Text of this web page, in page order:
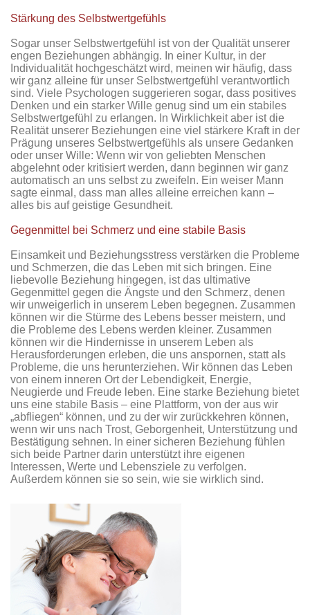
Stärkung des Selbstwertgefühls
Sogar unser Selbstwertgefühl ist von der Qualität unserer
engen Beziehungen abhängig. In einer Kultur, in der
Individualität hochgeschätzt wird, meinen wir häufig, dass
wir ganz alleine für unser Selbstwertgefühl verantwortlich
sind. Viele Psychologen suggerieren sogar, dass positives
Denken und ein starker Wille genug sind um ein stabiles
Selbstwertgefühl zu erlangen. In Wirklichkeit aber ist die
Realität unserer Beziehungen eine viel stärkere Kraft in der
Prägung unseres Selbstwertgefühls als unsere Gedanken
oder unser Wille: Wenn wir von geliebten Menschen
abgelehnt oder kritisiert werden, dann beginnen wir ganz
automatisch an uns selbst zu zweifeln. Ein weiser Mann
sagte einmal, dass man alles alleine erreichen kann –
alles bis auf geistige Gesundheit.
Gegenmittel bei Schmerz und eine stabile Basis
Einsamkeit und Beziehungsstress verstärken die Probleme
und Schmerzen, die das Leben mit sich bringen. Eine
liebevolle Beziehung hingegen, ist das ultimative
Gegenmittel gegen die Ängste und den Schmerz, denen
wir unweigerlich in unserem Leben begegnen. Zusammen
können wir die Stürme des Lebens besser meistern, und
die Probleme des Lebens werden kleiner. Zusammen
können wir die Hindernisse in unserem Leben als
Herausforderungen erleben, die uns anspornen, statt als
Probleme, die uns herunterziehen. Wir können das Leben
von einem inneren Ort der Lebendigkeit, Energie,
Neugierde und Freude leben. Eine starke Beziehung bietet
uns eine stabile Basis – eine Plattform, von der aus wir
„abfliegen“ können, und zu der wir zurückkehren können,
wenn wir uns nach Trost, Geborgenheit, Unterstützung und
Bestätigung sehnen. In einer sicheren Beziehung fühlen
sich beide Partner darin unterstützt ihre eigenen
Interessen, Werte und Lebensziele zu verfolgen.
Außerdem können sie so sein, wie sie wirklich sind.